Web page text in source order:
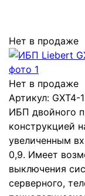
Нет в продаже
Нет в продаже
Артикул: GXT4-
ИБП двойного
конструкцией
увеличенным
0,9. Имеет
выключения
серверного,